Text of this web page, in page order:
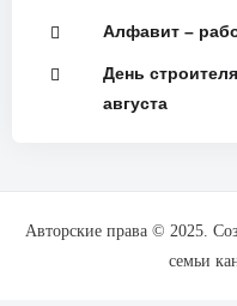
Алфавит –
День
августа
Авторские права © 2025.
семьи